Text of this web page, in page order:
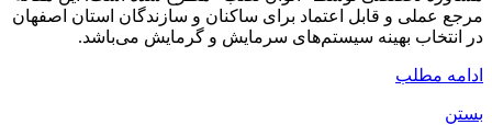
مرجع عملی و قابل اعتماد برای ساکنان و سازندگان استان اصفهان
در انتخاب بهینه سیستم‌های سرمایش و گرمایش می‌باشد.
ادامه مطلب
بستن